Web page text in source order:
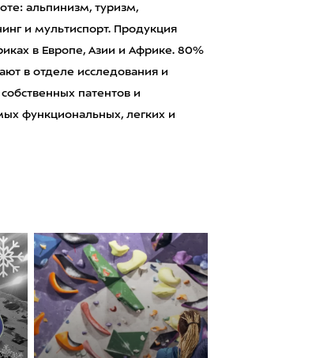
альпинизм, туризм,
и мультиспорт. Продукция
в Европе, Азии и Африке. 80%
в отделе исследования и
патентов и
функциональных, легких и